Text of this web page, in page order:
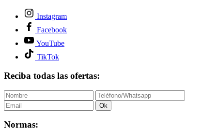
Instagram
Facebook
YouTube
TikTok
Reciba todas las ofertas:
Ok
Normas: